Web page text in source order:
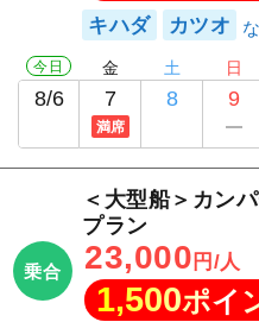
キハダ カツオ
今日
8/6
金
7
満席
土
8
日
9
乗合
＜大型船＞カン
プラン
23,000 円/人
1,500ポイ